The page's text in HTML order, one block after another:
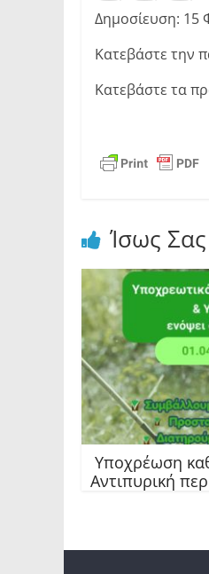
Δημοσίευση: 15
Κατεβάστε την
Κατεβάστε τα
Ίσως
Υποχρέωση
Αντιπυρική